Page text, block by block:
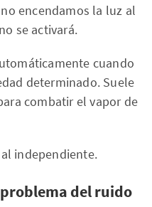
encendamos la luz al
se activará.
cuando
determinado. Suele
combatir el vapor de
independiente.
del ruido